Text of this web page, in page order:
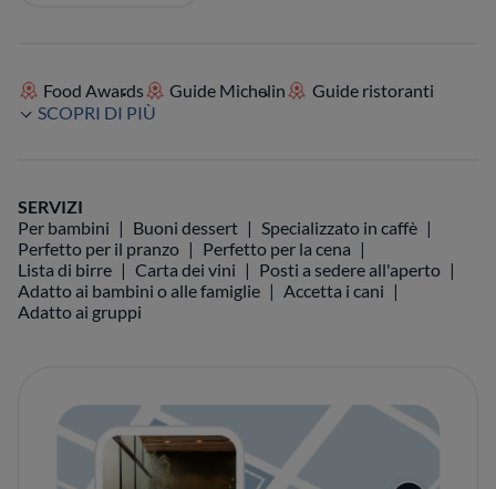
Food Awards Guide Michelin
Guide ristoranti
SCOPRI DI PIÙ
SERVIZI
Per bambini
Buoni dessert
Specializzato in caffè
Perfetto per il pranzo
Perfetto per la cena
Lista di birre
Carta dei vini
Posti a sedere all'aperto
Adatto ai bambini o alle famiglie
Accetta i cani
Adatto ai gruppi